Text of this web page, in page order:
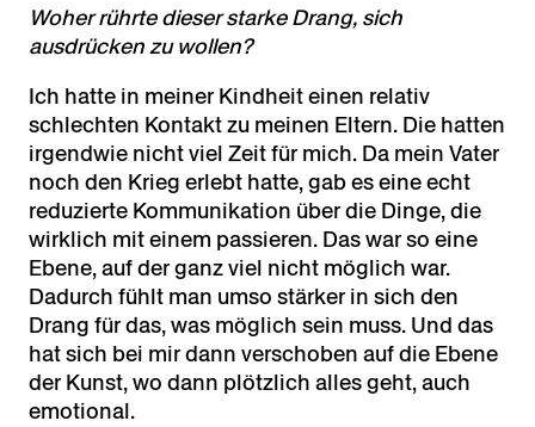
Woher rührte dieser starke Drang, sich
ausdrücken zu wollen?
Ich hatte in meiner Kindheit einen relativ
schlechten Kontakt zu meinen Eltern. Die hatten
irgendwie nicht viel Zeit für mich. Da mein Vater
noch den Krieg erlebt hatte, gab es eine echt
reduzierte Kommunikation über die Dinge, die
wirklich mit einem passieren. Das war so eine
Ebene, auf der ganz viel nicht möglich war.
Dadurch fühlt man umso stärker in sich den
Drang für das, was möglich sein muss. Und das
hat sich bei mir dann verschoben auf die Ebene
der Kunst, wo dann plötzlich alles geht, auch
emotional.